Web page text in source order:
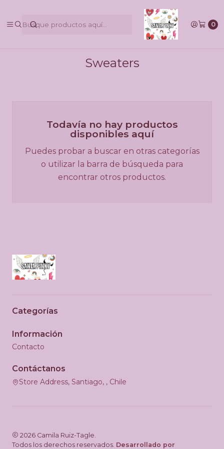
0
@pinkbycamilaruiztagle @camila_pinky_skull
Inicio Prendas de Vestir Sweaters
Sweaters
Todavía no hay productos
disponibles aquí
Puedes probar a buscar en otras categorías
o utilizar la barra de búsqueda para
encontrar otros productos.
Categorías
Información
Contacto
Contáctanos
Store Address, Santiago, , Chile
2026 Camila Ruiz-Tagle.
Todos los derechos reservados. Desarrollado por